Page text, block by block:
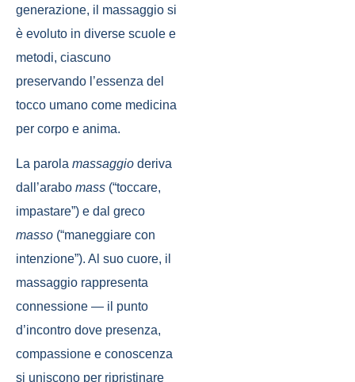
generazione, il massaggio si
è evoluto in diverse scuole e
metodi, ciascuno
preservando l’essenza del
tocco umano come medicina
per corpo e anima.
La parola massaggio deriva
dall’arabo mass (“toccare,
impastare”) e dal greco
masso (“maneggiare con
intenzione”). Al suo cuore, il
massaggio rappresenta
connessione — il punto
d’incontro dove presenza,
compassione e conoscenza
si uniscono per ripristinare